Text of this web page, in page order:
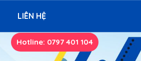
LIÊN HỆ
Hotline: 0797 401 104